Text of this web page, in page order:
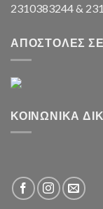
2310383244 &
ΑΠΟΣΤΟΛΈΣ
ΚΟΙΝΩΝΙΚΆ